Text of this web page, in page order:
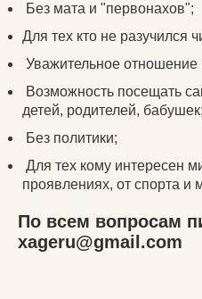
Без мата и "первонахов";
Для тех кто не разучился
Уважительное отношение
Возможность посещать
детей, родителей, бабушек;
Без политики;
Для тех кому интересен
проявлениях, от спорта и
По всем вопросам
xageru@gmail.com